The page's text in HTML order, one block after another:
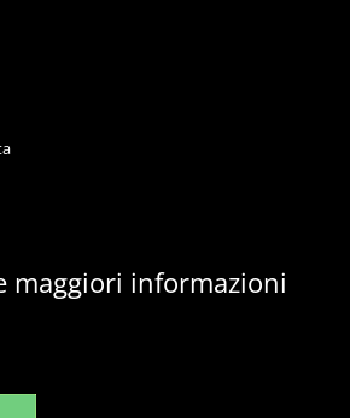
maggiori informazioni